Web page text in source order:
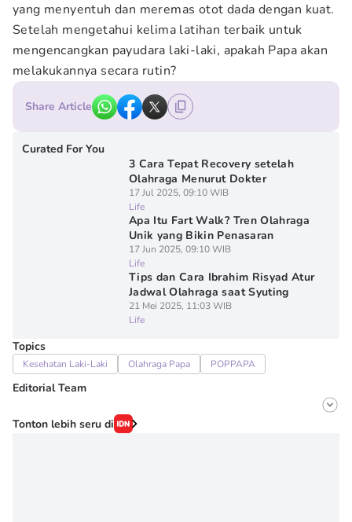
yang menyentuh dan meremas otot dada dengan kuat.
Setelah mengetahui kelima latihan terbaik untuk
mengencangkan payudara laki-laki, apakah Papa akan
melakukannya secara rutin?
Share Article
Curated For You
3 Cara Tepat Recovery setelah
Olahraga Menurut Dokter
17 Jul 2025, 09:10 WIB
Life
Apa Itu Fart Walk? Tren Olahraga
Unik yang Bikin Penasaran
17 Jun 2025, 09:10 WIB
Life
Tips dan Cara Ibrahim Risyad Atur
Jadwal Olahraga saat Syuting
21 Mei 2025, 11:03 WIB
Life
Topics
Kesehatan Laki-Laki Olahraga Papa POPPAPA
Editorial Team
Editor
Onic Metheany
Tonton lebih seru di